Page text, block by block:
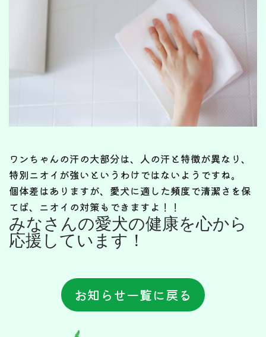
ワンちゃんの汗の大部分は、人の汗と特徴が異なり、
特別ニオイが強いというわけではないようですね。
個体差はありますが、愛犬に適した頻度で清潔さを保
てば、ニオイの対策もできますよ！！
みなさんの愛犬の健康を心から
応援しています！
お知らせ一覧に戻る